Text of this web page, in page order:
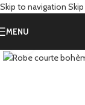
Skip to navigation
MENU